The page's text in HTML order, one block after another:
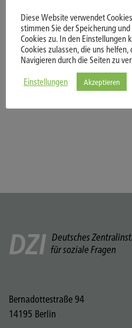
Ältere Ausgaben
DZI Deutsches
für soziale Fragen
Bernadottestraße 94
14195 Berlin
Diese Website verwendet
stimmen Sie der Speicherung
Cookies zu. In den Einstellungen
Cookies zulassen, die uns
Navigieren durch die Seiten zu
Einstellungen
Akzeptieren